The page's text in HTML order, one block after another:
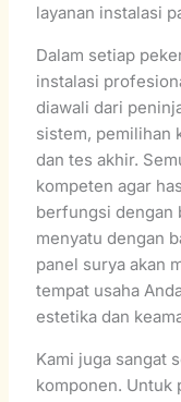
layanan instalasi
Dalam setiap
instalasi
diawali dari
sistem, pemilihan
dan tes akhir.
kompeten agar
berfungsi dengan
menyatu dengan
panel surya akan
tempat usaha
estetika dan
Kami juga sangat
komponen. Untuk